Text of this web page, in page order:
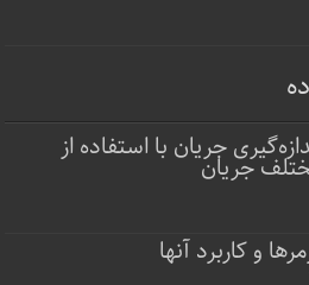
جریان با استفاده از
جریان
و کاربرد آنها